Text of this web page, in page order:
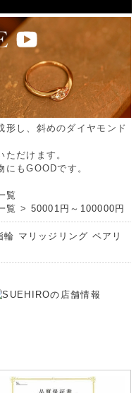
形し、斜めのダイヤモンド
だけます。
もGOODです。
覧
覧 > 50001円～100000円
マリッジリング ペアリ